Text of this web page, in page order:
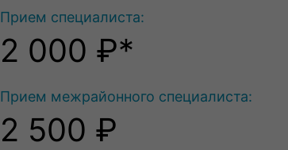
2 000 ₽*
Прием специалиста:
Прием межрайонного специалиста:
2 500 ₽